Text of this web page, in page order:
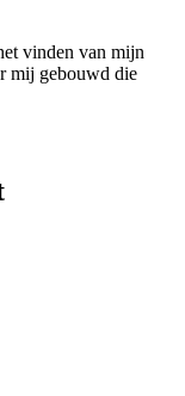
vinden van mijn
mij gebouwd die